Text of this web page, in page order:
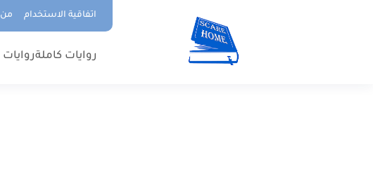
اتفاقية الاستخدام
روايات كاملة